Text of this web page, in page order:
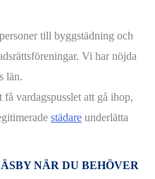
till byggstädning och
Vi har nöjda
län.
vardagspusslet att gå ihop,
städare underlätta
NÄR DU BEHÖVER